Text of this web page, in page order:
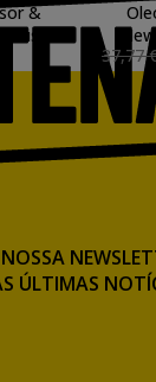
&
37,77
ÚLTIMAS